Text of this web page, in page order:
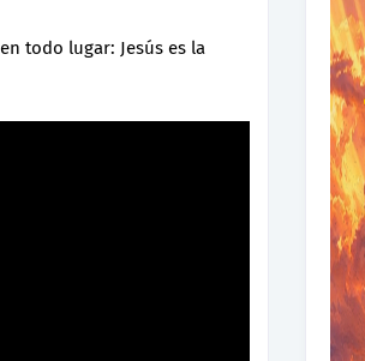
todo lugar: Jesús es la